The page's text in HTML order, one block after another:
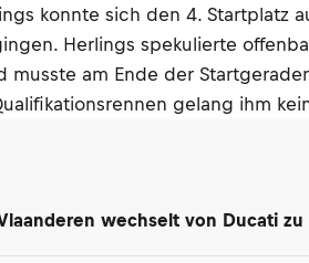
konnte sich den 4. Startplatz
Herlings spekulierte
musste am Ende der
gelang ihm
wechselt von Ducati zu